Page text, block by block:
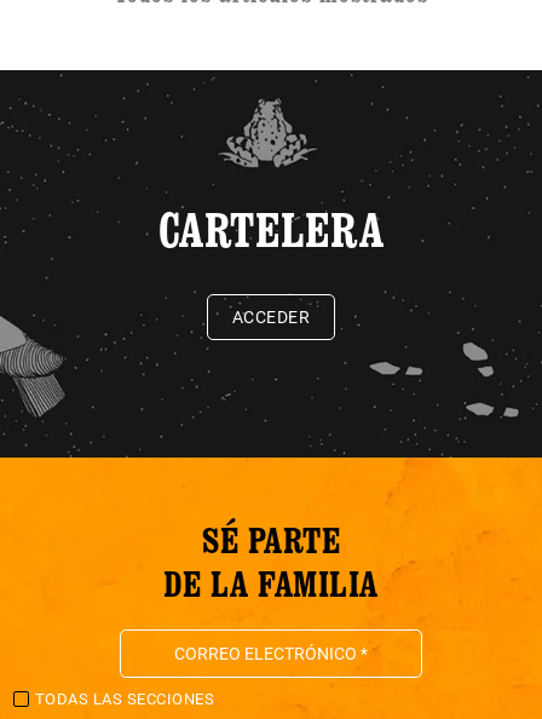
CARTELERA
ACCEDER
SÉ PARTE
DE LA FAMILIA
TODAS LAS SECCIONES